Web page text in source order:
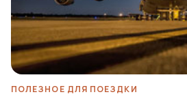
ПОЛЕЗНОЕ ДЛЯ ПОЕЗДКИ